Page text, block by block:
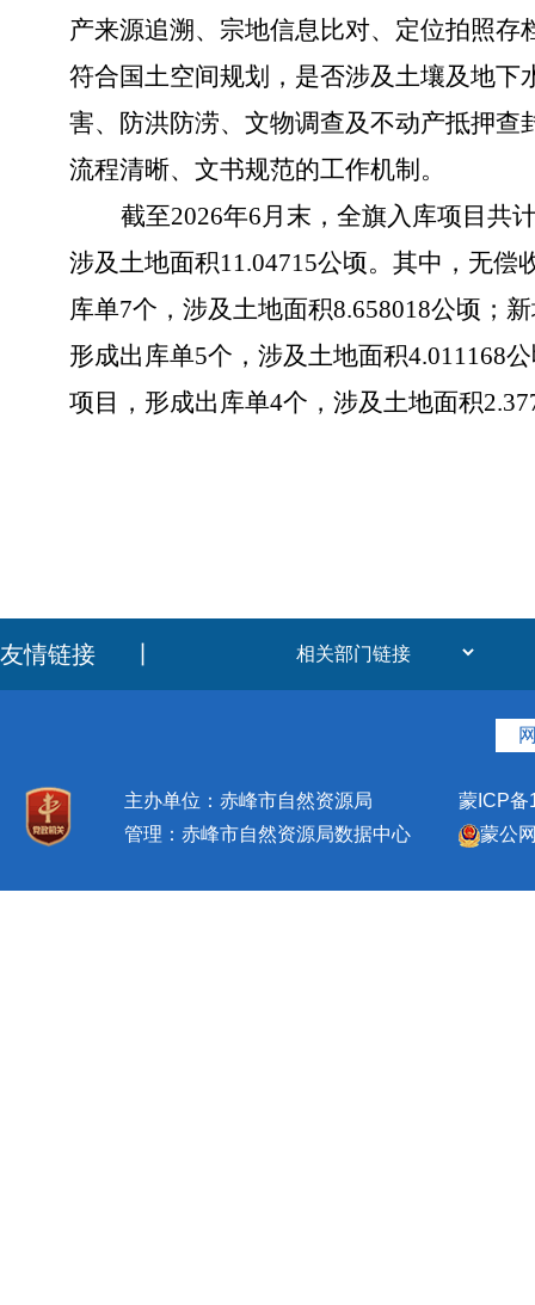
产来源追溯、宗地信息比对、定位拍照存
符合国土空间规划，是否涉及土壤及地下
害、防洪防涝、文物调查及不动产抵押查
流程清晰、文书规范的工作机制。
截至2026年6月末，全旗入库项目共
涉及土地面积11.04715公顷。其中，无偿
库单7个，涉及土地面积8.658018公顷；
形成出库单5个，涉及土地面积4.011168
项目，形成出库单4个，涉及土地面积
友情链接
主办单位：赤峰市自然资源局
管理：赤峰市自然资源局数据中心
蒙ICP备
蒙公